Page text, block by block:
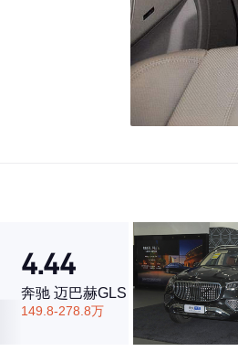
同级车
同级车
4.44
奔驰 迈巴赫GLS
149.8-278.8万